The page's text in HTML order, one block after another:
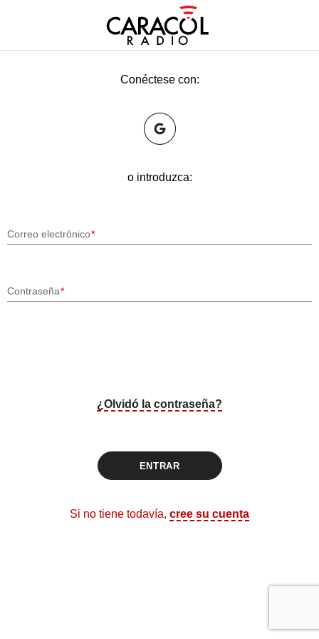
Conéctese con:
o introduzca:
Correo electrónico
Contraseña
¿Olvidó la contraseña?
ENTRAR
Si no tiene todavía, cree su cuenta